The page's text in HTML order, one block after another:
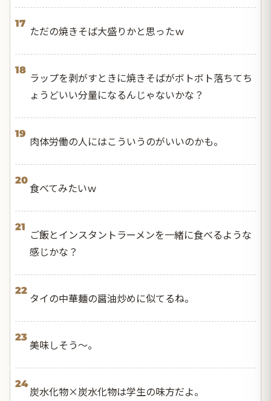
17
ただの焼きそば大盛りかと思ったｗ
18
ラップを剥がすときに焼きそばがボトボト落ちてち
ょうどいい分量になるんじゃないかな？
19
肉体労働の人にはこういうのがいいのかも。
20
食べてみたいｗ
21
ご飯とインスタントラーメンを一緒に食べるような
感じかな？
22
タイの中華麺の醤油炒めに似てるね。
23
美味しそう〜。
24
炭水化物×炭水化物は学生の味方だよ。